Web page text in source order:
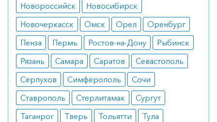
комплексном лечении вегето-сосудистой
дистонии.
Медики о препарате
Средство хорошо зарекомендовало себя за счет
выраженного эффекта и отсутствия сонливости
после приема.
Как оформить заказ?
Новороссийск
Новосибирск
Новочеркасск
Омск Орел
Оренбург
Пенза
Пермь Ростов-на-Дону
Рыбинск
Рязань
Самара Саратов
Севастополь
Серпухов
Симферополь
Сочи
Ставрополь
Стерлитамак
Сургут
Таганрог
Тверь Тольятти
Тула